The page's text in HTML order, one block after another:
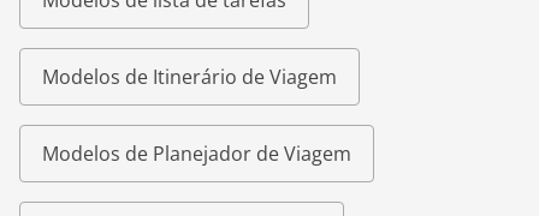
Modelos de Itinerário de Viagem
Modelos de Planejador de Viagem